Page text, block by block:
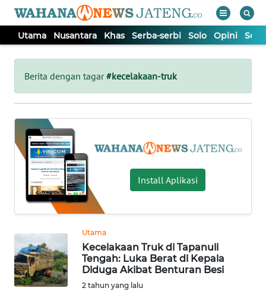
Utama Nusantara Khas Serba-serbi Solo Opini
Berita dengan tagar#kecelakaan-truk
Install Aplikasi
Utama
Kecelakaan Truk di Tapanuli
Tengah: Luka Berat di Kepala
Diduga Akibat Benturan Besi
2 tahun yang lalu
Tutup
UTAMA
NUSANTARA
KHAS
SERBA-
SERBI
SOLO
OPINI